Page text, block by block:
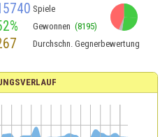
Spiele
Gewonnen (8195)
Durchschn. Gegnerbewertung